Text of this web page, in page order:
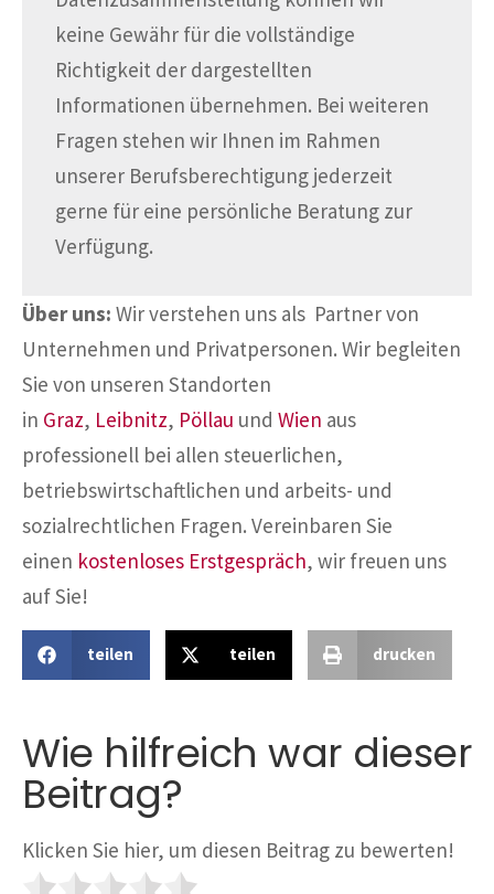
keine Gewähr für die vollständige
Richtigkeit der dargestellten
Informationen übernehmen. Bei weiteren
Fragen stehen wir Ihnen im Rahmen
unserer Berufsberechtigung jederzeit
gerne für eine persönliche Beratung zur
Verfügung.
Über uns: Wir verstehen uns als Partner von
Unternehmen und Privatpersonen. Wir begleiten
Sie von unseren Standorten
in Graz, Leibnitz, Pöllau und Wien aus
professionell bei allen steuerlichen,
betriebswirtschaftlichen und arbeits- und
sozialrechtlichen Fragen. Vereinbaren Sie
einen kostenloses Erstgespräch, wir freuen uns
auf Sie!
teilen teilen drucken
Wie hilfreich war dieser
Beitrag?
Klicken Sie hier, um diesen Beitrag zu bewerten!